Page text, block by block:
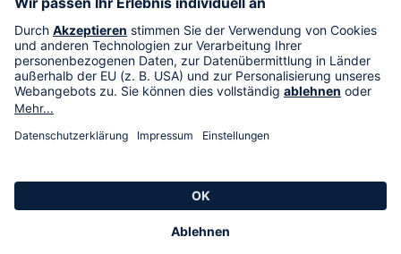
Im TV
HSE International